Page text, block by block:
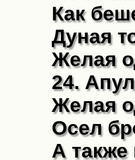
Как
Дуная
Желая
24.
Желая
Осел
А